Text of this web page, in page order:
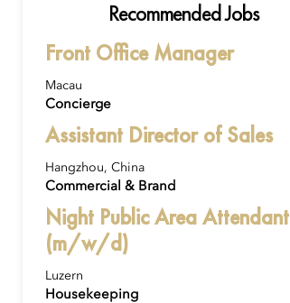
Recommended Jobs
Front Office Manager
Macau
Concierge
Assistant Director of Sales
Hangzhou, China
Commercial & Brand
Night Public Area Attendant
(m/w/d)
Luzern
Housekeeping